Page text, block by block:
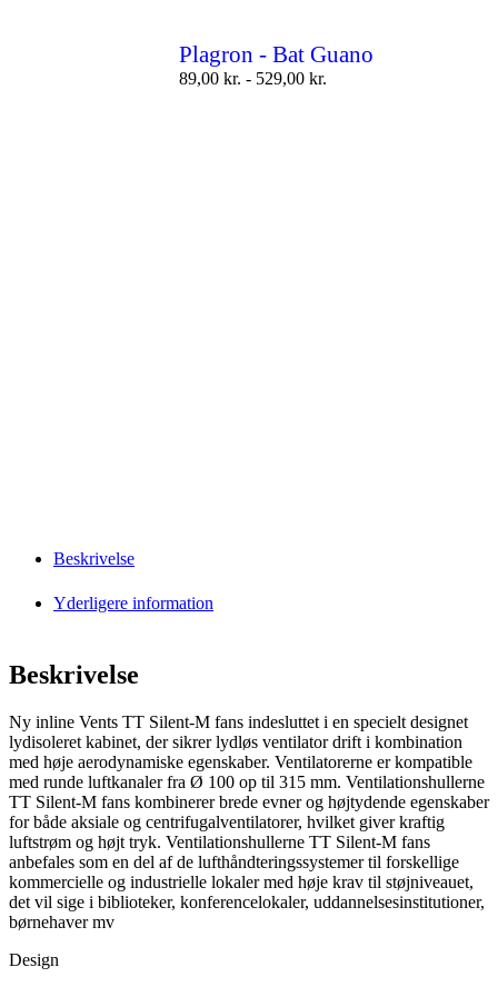
Plagron - Bat Guano
89,00 kr. - 529,00 kr.
Beskrivelse
Yderligere information
Beskrivelse
Ny inline Vents TT Silent-M fans indesluttet i en specielt designet
lydisoleret kabinet, der sikrer lydløs ventilator drift i kombination
med høje aerodynamiske egenskaber. Ventilatorerne er kompatible
med runde luftkanaler fra Ø 100 op til 315 mm. Ventilationshullerne
TT Silent-M fans kombinerer brede evner og højtydende egenskaber
for både aksiale og centrifugalventilatorer, hvilket giver kraftig
luftstrøm og højt tryk. Ventilationshullerne TT Silent-M fans
anbefales som en del af de lufthåndteringssystemer til forskellige
kommercielle og industrielle lokaler med høje krav til støjniveauet,
det vil sige i biblioteker, konferencelokaler, uddannelsesinstitutioner,
børnehaver mv
Design